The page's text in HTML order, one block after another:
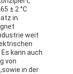
± 2 °C
in
weit
kann auch
von
in der